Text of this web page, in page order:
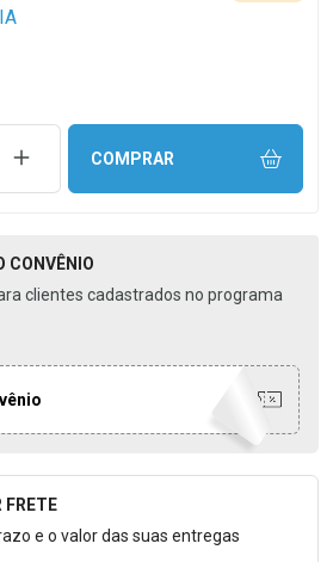
AUMENTAR UMA UNIDADE
COMPRAR
CONVÊNIO
clientes cadastrados no programa
Calcular o Frete
FRETE
e o valor das suas entregas